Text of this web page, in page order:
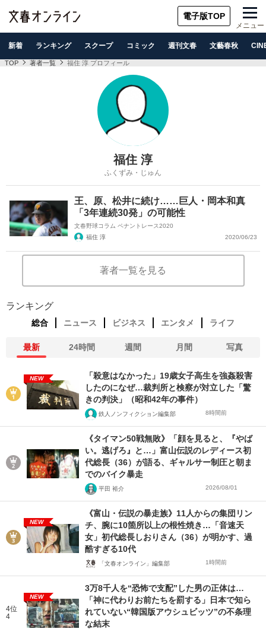
電子版TOP
メニュー
新着 ランキング スクープ コミック 週刊文春 文藝春秋
TOP 著者一覧 福住 淳 プロフィール
福住 淳
ふくずみ・じゅん
王、原、松井に続け……巨人・岡本和真
「3年連続30発」の可能性
文春野球コラム ペナントレース2020
福住 淳
2020/06/23
著者一覧を見る
ランキング
総合 ニュース ビジネス エンタメ ライフ
最新 24時間 週間 月間 写真
NEW
「殺意はなかった」19歳女子高生を強姦殺害
したのになぜ…裁判所と検察が対立した「驚
きの判決」（昭和42年の事件）
鉄人ノンフィクション編集部 8時間前
《タイマン50戦無敗》「顔を見ると、『やば
い。逃げろ』と…」富山伝説のレディース初
代総長（36）が語る、ギャルサー制圧と朝ま
でのバイク暴走
平田 裕介 2026/08/01
NEW
《富山・伝説の暴走族》11人からの集団リン
チ、腕に10箇所以上の根性焼き…「音速天
女」初代総長しおりさん（36）が明かす、過
酷すぎる10代
「文春オンライン」編集部 1時間前
4位
4
NEW
3万8千人を“恐怖で支配”した男の正体は…
「神に代わりお前たちを罰する」日本で知ら
れていない“韓国版アウシュビッツ”の不条理
な結末